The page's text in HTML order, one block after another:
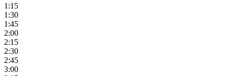
1:15
1:30
1:45
2:00
2:15
2:30
2:45
3:00